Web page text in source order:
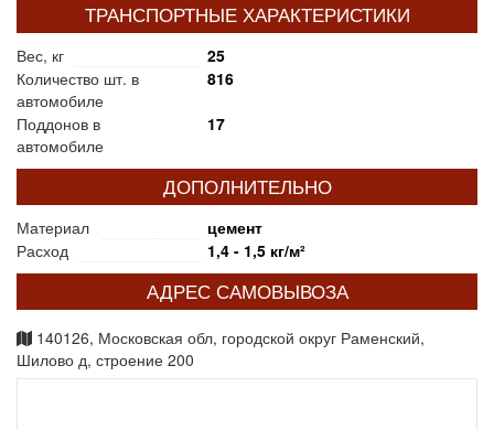
ТРАНСПОРТНЫЕ ХАРАКТЕРИСТИКИ
Вес, кг
25
Количество шт. в
автомобиле
816
Поддонов в
автомобиле
17
ДОПОЛНИТЕЛЬНО
Материал
цемент
Расход
1,4 - 1,5 кг/м²
АДРЕС САМОВЫВОЗА
140126, Московская обл, городской округ Раменский,
Шилово д, строение 200